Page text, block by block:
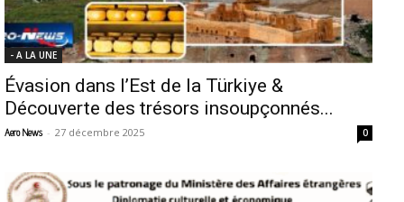
- A LA UNE
Évasion dans l’Est de la Türkiye &
Découverte des trésors insoupçonnés...
Aero News - 27 décembre 2025 0